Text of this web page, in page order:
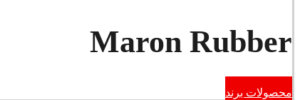
Maron Rubber
محصولات برند